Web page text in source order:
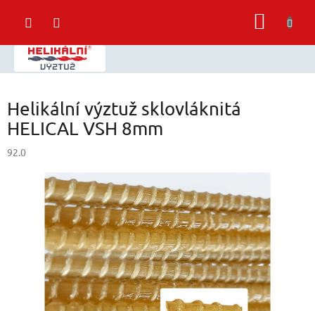
Helikální výztuž sklovláknitá
HELICAL VSH 8mm
92.0